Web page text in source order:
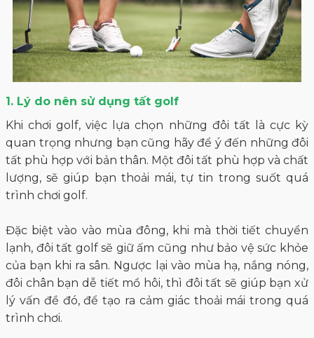
1. Lý do nên sử dụng tất golf
Khi chơi golf, việc lựa chọn những đôi tất là cực kỳ
quan trọng nhưng bạn cũng hãy để ý đến những đôi
tất phù hợp với bản thân. Một đôi tất phù hợp và chất
lượng, sẽ giúp bạn thoải mái, tự tin trong suốt quá
trình chơi golf.
Đặc biệt vào vào mùa đông, khi mà thời tiết chuyển
lạnh, đôi tất golf sẽ giữ ấm cũng như bảo vệ sức khỏe
của bạn khi ra sân. Ngược lại vào mùa hạ, nắng nóng,
đôi chân bạn dễ tiết mồ hôi, thì đôi tất sẽ giúp bạn xử
lý vấn đề đó, để tạo ra cảm giác thoải mái trong quá
trình chơi.